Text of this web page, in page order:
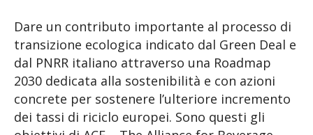
Dare un contributo importante al processo di
transizione ecologica indicato dal Green Deal e
dal PNRR italiano attraverso una Roadmap
2030 dedicata alla sostenibilità e con azioni
concrete per sostenere l’ulteriore incremento
dei tassi di riciclo europei. Sono questi gli